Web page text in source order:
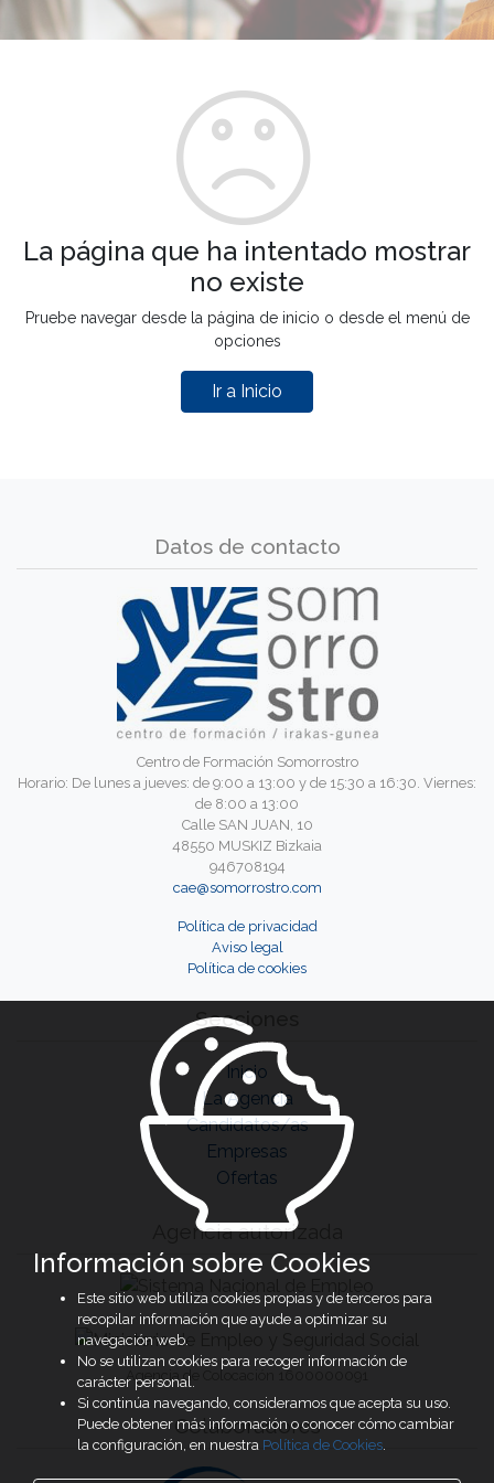
La página que ha intentado mostrar
no existe
Pruebe navegar desde la página de inicio o desde el menú de
opciones
Ir a Inicio
Datos de contacto
Centro de Formación Somorrostro
Horario: De lunes a jueves: de 9:00 a 13:00 y de 15:30 a 16:30. Viernes:
de 8:00 a 13:00
Calle SAN JUAN, 10
48550 MUSKIZ Bizkaia
946708194
cae@somorrostro.com
Política de privacidad
Aviso legal
Política de cookies
Secciones
Inicio
La Agencia
Candidatos/as
Empresas
Ofertas
Agencia autorizada
Agencia de Colocación 1600000091
Colaboradores
Información sobre Cookies
Este sitio web utiliza cookies propias y de terceros para
recopilar información que ayude a optimizar su
navegación web.
No se utilizan cookies para recoger información de
carácter personal.
Si continúa navegando, consideramos que acepta su uso.
Puede obtener más información o conocer cómo cambiar
la configuración, en nuestra Política de Cookies.